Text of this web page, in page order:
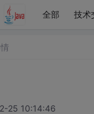
全部 技术
25 10:14:46